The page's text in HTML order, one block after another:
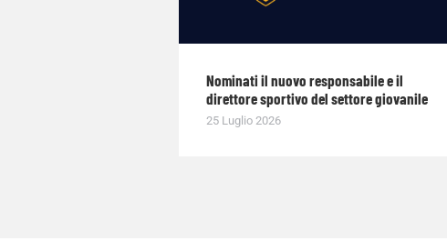
Nominati il nuovo responsabile e il
direttore sportivo del settore giovanile
25 Luglio 2026